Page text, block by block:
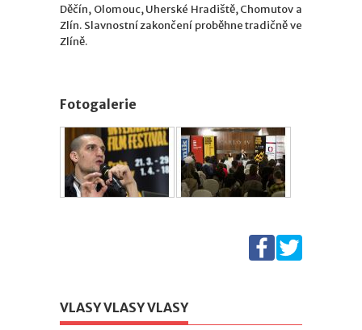
Děčín, Olomouc, Uherské Hradiště, Chomutov a
Zlín. Slavnostní zakončení proběhne tradičně ve
Zlíně.
Fotogalerie
VLASY VLASY VLASY